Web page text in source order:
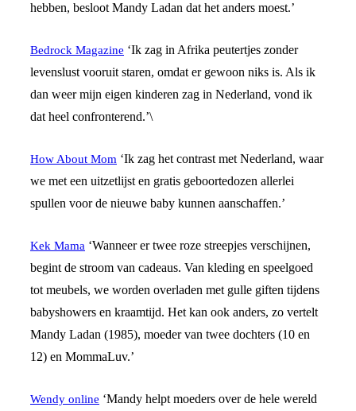
hebben, besloot Mandy Ladan dat het anders moest.’
Bedrock Magazine ‘Ik zag in Afrika peutertjes zonder
levenslust vooruit staren, omdat er gewoon niks is. Als ik
dan weer mijn eigen kinderen zag in Nederland, vond ik
dat heel confronterend.’\
How About Mom ‘Ik zag het contrast met Nederland, waar
we met een uitzetlijst en gratis geboortedozen allerlei
spullen voor de nieuwe baby kunnen aanschaffen.’
Kek Mama ‘Wanneer er twee roze streepjes verschijnen,
begint de stroom van cadeaus. Van kleding en speelgoed
tot meubels, we worden overladen met gulle giften tijdens
babyshowers en kraamtijd. Het kan ook anders, zo vertelt
Mandy Ladan (1985), moeder van twee dochters (10 en
12) en MommaLuv.’
Wendy online ‘Mandy helpt moeders over de hele wereld